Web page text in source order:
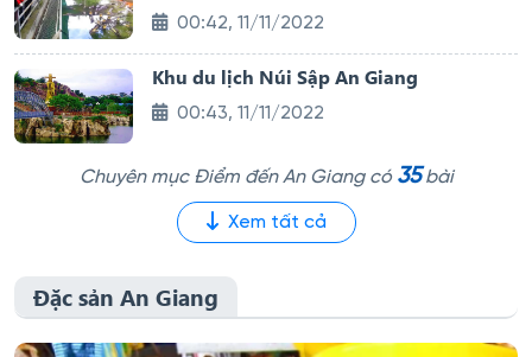
00:42, 11/11/2022
Khu du lịch Núi Sập An Giang
00:43, 11/11/2022
Chuyên mục Điểm đến An Giang có 35bài
Xem tất cả
Đặc sản An Giang